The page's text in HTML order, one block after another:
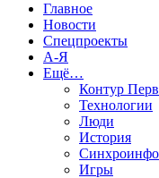
Главное
Новости
Спецпроекты
А-Я
Ещё…
Контур
Технологии
Люди
История
Игры